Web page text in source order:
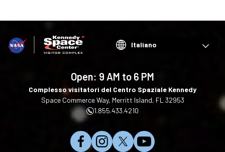
Choose
language
Open: 9 AM to 6 PM
Complesso visitatori del Centro Spaziale Kennedy
Space Commerce Way, Merritt Island, FL 32953
1.855.433.4210
C
S
S
I